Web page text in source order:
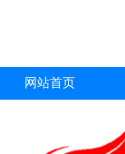
网站首页